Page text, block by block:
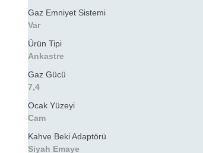
Gaz Emniyet Sistemi
Var
Ürün Tipi
Ankastre
Gaz Gücü
7,4
Ocak Yüzeyi
Cam
Kahve Beki Adaptörü
Siyah Emaye